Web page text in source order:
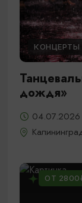
КОНЦЕРТЫ
дождя»
ОТ